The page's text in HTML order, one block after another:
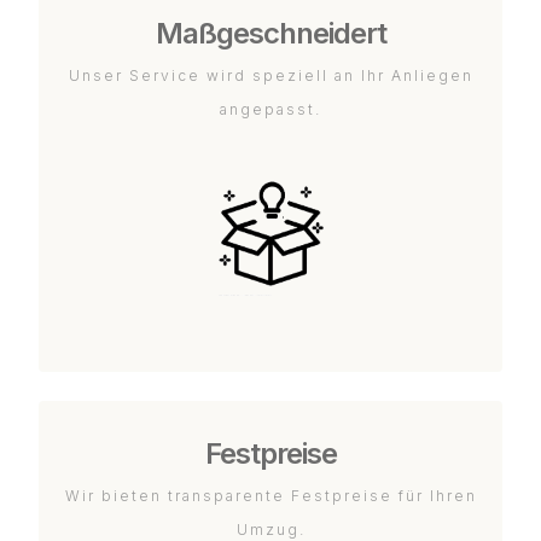
Maßgeschneidert
Unser Service wird speziell an Ihr Anliegen
angepasst.
Festpreise
Wir bieten transparente Festpreise für Ihren
Umzug.